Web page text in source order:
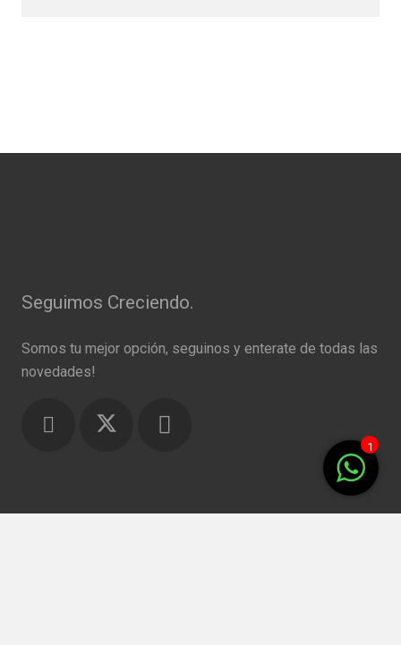
Seguimos Creciendo.
Somos tu mejor opción, seguinos y enterate de todas las
novedades!
1